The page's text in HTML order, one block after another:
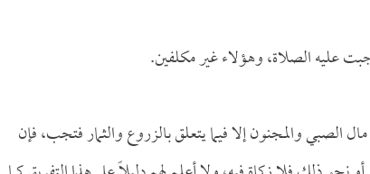
عليه الصلاة، وهؤلاء غير مكلفين.
الصبي والمجنون إلا فيما يتعلق بالزروع والثمار فتجب، فإن